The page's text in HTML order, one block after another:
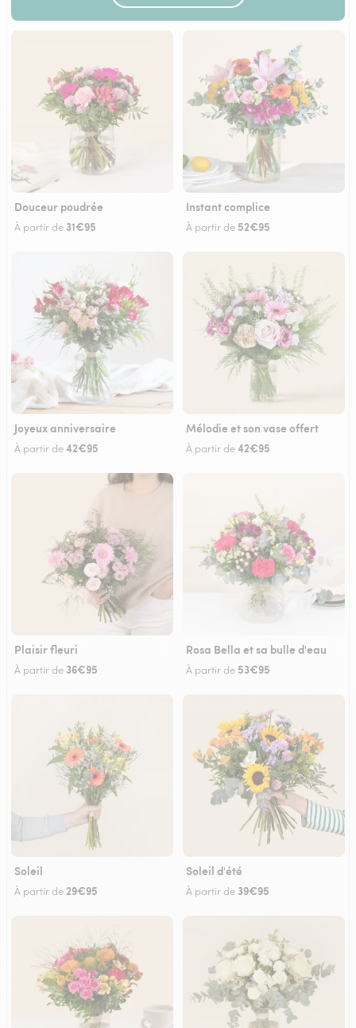
Douceur poudrée
À partir de 31€95
Instant complice
À partir de 52€95
Joyeux anniversaire
À partir de42€95
Mélodie et son vase offert
À partir de42€95
Plaisir fleuri
À partir de 36€95
Rosa Bella et sa bulle d'eau
À partir de 53€95
Soleil
À partir de29€95
Soleil d'été
À partir de 39€95